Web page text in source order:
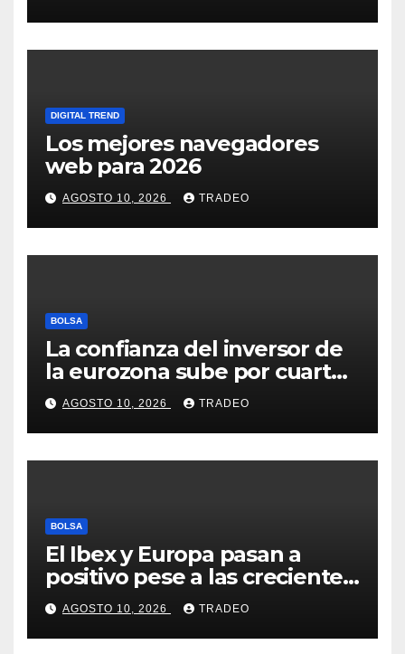
DIGITAL TREND
Los mejores navegadores
web para 2026
AGOSTO 10, 2026 TRADEO
BOLSA
La confianza del inversor de
la eurozona sube por cuarto
mes y se vuelve positiva en
agosto
AGOSTO 10, 2026 TRADEO
BOLSA
El Ibex y Europa pasan a
positivo pese a las crecientes
dudas sobre Oriente Medio
AGOSTO 10, 2026 TRADEO